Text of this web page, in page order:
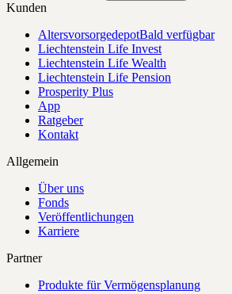
Kunden
AltersvorsorgedepotBald verfügbar
Liechtenstein Life Invest
Liechtenstein Life Wealth
Liechtenstein Life Pension
Prosperity Plus
App
Ratgeber
Kontakt
Allgemein
Über uns
Fonds
Veröffentlichungen
Karriere
Partner
Produkte für Vermögensplanung